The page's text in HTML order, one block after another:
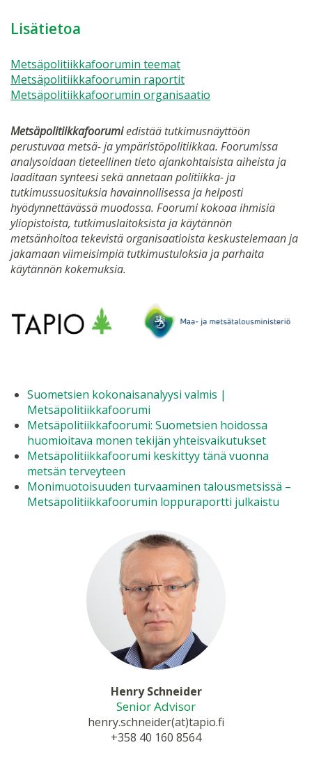
Lisätietoa
Metsäpolitiikkafoorumin teemat
Metsäpolitiikkafoorumin raportit
Metsäpolitiikkafoorumin organisaatio
Metsäpolitiikkafoorumiedistää tutkimusnäyttöön
perustuvaa metsä- ja ympäristöpolitiikkaa. Foorumissa
analysoidaan tieteellinen tieto ajankohtaisista aiheista ja
laaditaan synteesi sekä annetaan politiikka- ja
tutkimussuosituksia havainnollisessa ja helposti
hyödynnettävässä muodossa. Foorumi kokoaa ihmisiä
yliopistoista, tutkimuslaitoksista ja käytännön
metsänhoitoa tekevistä organisaatioista keskustelemaan ja
jakamaan viimeisimpiä tutkimustuloksia ja parhaita
käytännön kokemuksia.
Suometsien kokonaisanalyysi valmis |
Metsäpolitiikkafoorumi
Metsäpolitiikkafoorumi: Suometsien hoidossa
huomioitava monen tekijän yhteisvaikutukset
Metsäpolitiikkafoorumi keskittyy tänä vuonna
metsän terveyteen
Monimuotoisuuden turvaaminen talousmetsissä –
Metsäpolitiikkafoorumin loppuraportti julkaistu
Henry Schneider
Senior Advisor
henry.schneider(at)tapio.fi
+358 40 160 8564